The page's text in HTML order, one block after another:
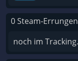
0 Steam-
noch im